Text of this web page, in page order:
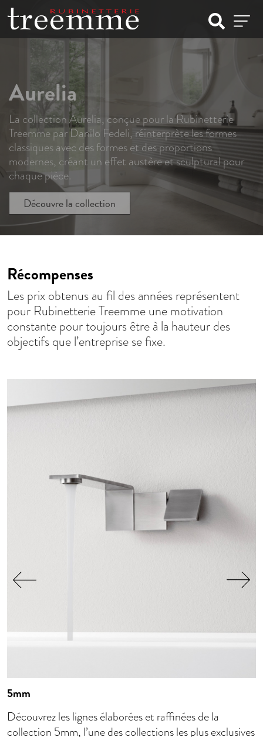
Aurelia
La collection Aurelia, conçue pour la Rubinetterie
Treemme par Danilo Fedeli, réinterprète les formes
classiques avec des formes et des proportions
modernes, créant un effet austère et sculptural pour
chaque pièce.
Découvre la collection
Récompenses
Les prix obtenus au fil des années représentent
pour Rubinetterie Treemme une motivation
constante pour toujours être à la hauteur des
objectifs que l’entreprise se fixe.
5mm
Découvrez les lignes élaborées et raffinées de la
collection 5mm, l’une des collections les plus exclusives